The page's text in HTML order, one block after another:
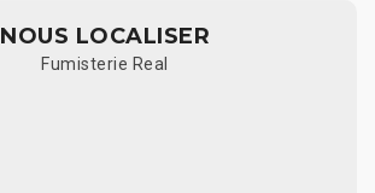
NOUS LOCALISER
Fumisterie Real